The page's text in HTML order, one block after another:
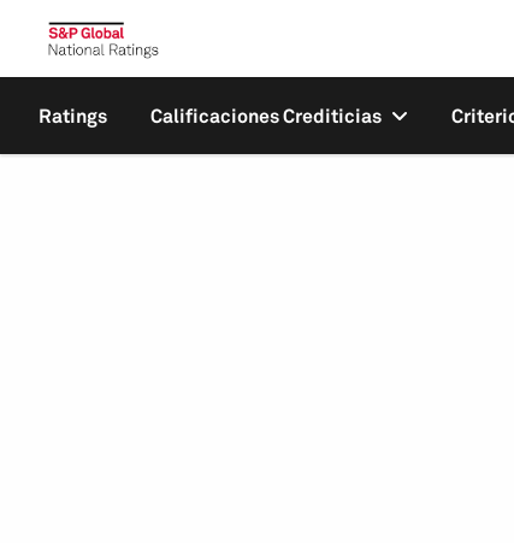
Ratings Calificaciones Crediticias